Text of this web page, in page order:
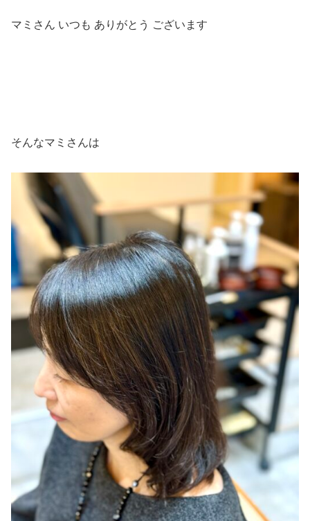
マミさん いつも ありがとう ございます
そんなマミさんは